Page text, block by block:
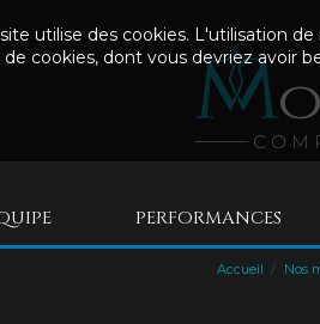
PERFORMANCES
Accueil Nos
utilise des cookies. L'utilisation
cookies, dont vous devriez avoir